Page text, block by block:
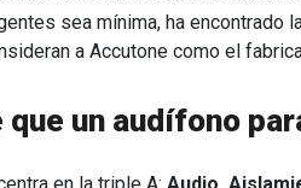
sea mínima, ha encontrado
a Accutone como el
que un audífono